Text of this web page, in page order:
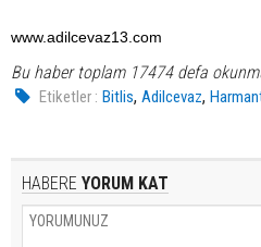
www.adilcevaz13.com
Bu haber toplam 17474 defa
Etiketler : Bitlis,Adilcevaz,
HABERE YORUM KAT